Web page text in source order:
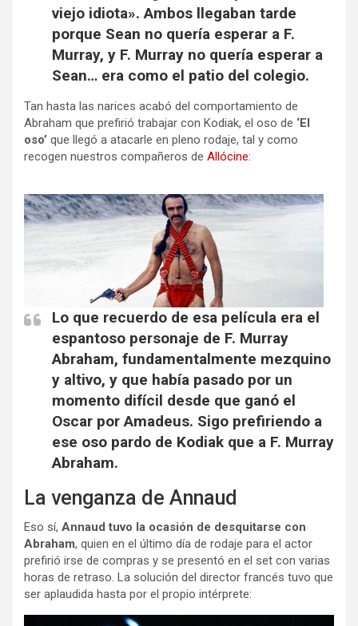
viejo idiota». Ambos llegaban tarde
porque Sean no quería esperar a F.
Murray, y F. Murray no quería esperar a
Sean… era como el patio del colegio.
Tan hasta las narices acabó del comportamiento de
Abraham que prefirió trabajar con Kodiak, el oso de ‘El
oso’ que llegó a atacarle en pleno rodaje, tal y como
recogen nuestros compañeros de Allócine:
Lo que recuerdo de esa película era el
espantoso personaje de F. Murray
Abraham, fundamentalmente mezquino
y altivo, y que había pasado por un
momento difícil desde que ganó el
Oscar por Amadeus. Sigo prefiriendo a
ese oso pardo de Kodiak que a F. Murray
Abraham.
La venganza de Annaud
Eso sí, Annaud tuvo la ocasión de desquitarse con
Abraham, quien en el último día de rodaje para el actor
prefirió irse de compras y se presentó en el set con varias
horas de retraso. La solución del director francés tuvo que
ser aplaudida hasta por el propio intérprete: